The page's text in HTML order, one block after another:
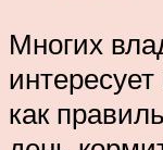
Многих
как